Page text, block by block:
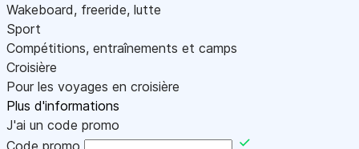
Wakeboard, freeride, lutte
Sport
Compétitions, entraînements et camps
Croisière
Pour les voyages en croisière
Plus d'informations
J'ai un code promo